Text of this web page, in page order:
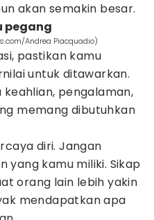
akan semakin besar.
pegang
Andrea Piacquadio)
pastikan kamu
untuk ditawarkan.
pengalaman,
memang dibutuhkan
diri. Jangan
yang kamu miliki. Sikap
orang lain lebih yakin
mendapatkan apa